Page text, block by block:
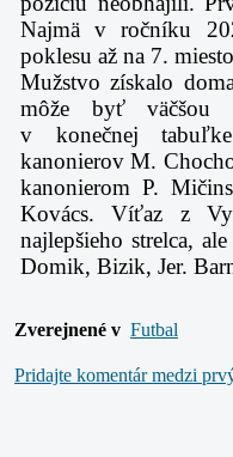
Najmä v ročníku
poklesu až na 7.
Mužstvo získalo
môže byť väčšou
v konečnej
kanonierov M.
kanonierom P.
Kovács. Víťaz z
najlepšieho strelca,
Domik, Bizik, Jer.
Zverejnené v Futbal
Pridajte komentár medzi